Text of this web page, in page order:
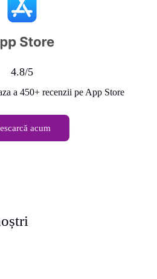
4.8/5
a 450+ recenzii pe App Store
acum